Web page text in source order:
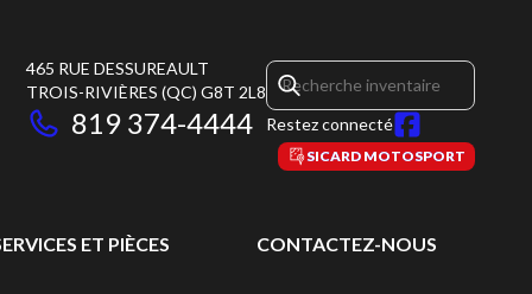
465 RUE DESSUREAULT
TROIS-RIVIÈRES (QC) G8T 2L8
819 374-4444 Restez connecté
SICARD MOTOSPORT
ET PIÈCES CONTACTEZ-NOUS